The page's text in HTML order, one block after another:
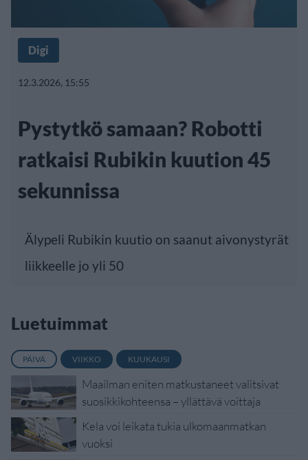
Digi
12.3.2026, 15:55
Pystytkö samaan? Robotti
ratkaisi Rubikin kuution 45
sekunnissa
Älypeli Rubikin kuutio on saanut aivonystyrät
liikkeelle jo yli 50
Luetuimmat
PÄIVÄ VIIKKO KUUKAUSI
Maailman eniten matkustaneet valitsivat
suosikkikohteensa – yllättävä voittaja
Kela voi leikata tukia ulkomaanmatkan
vuoksi